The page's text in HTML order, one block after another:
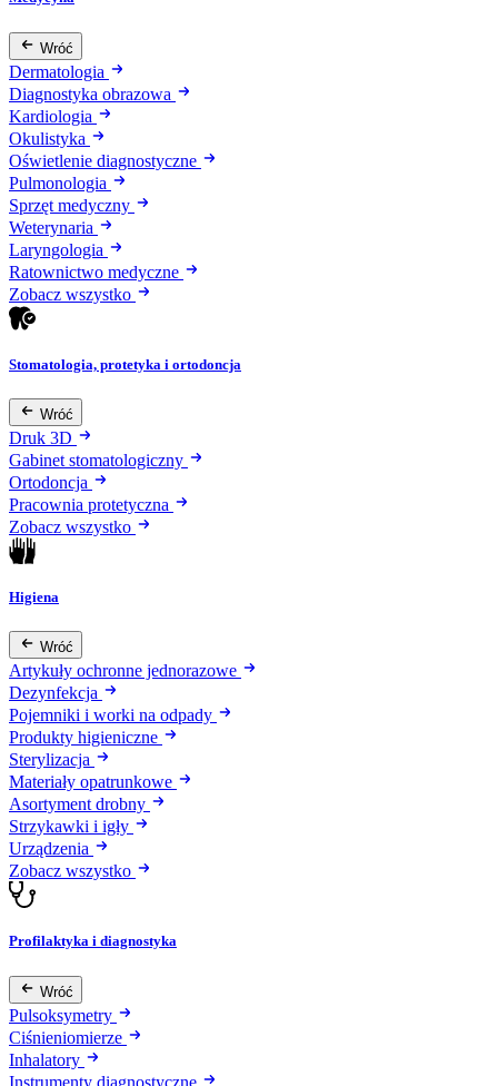
Wróć
Dermatologia
Diagnostyka obrazowa
Kardiologia
Okulistyka
Oświetlenie diagnostyczne
Pulmonologia
Sprzęt medyczny
Weterynaria
Laryngologia
Ratownictwo medyczne
Zobacz wszystko
Stomatologia, protetyka i ortodoncja
Wróć
Druk 3D
Gabinet stomatologiczny
Ortodoncja
Pracownia protetyczna
Zobacz wszystko
Higiena
Wróć
Artykuły ochronne jednorazowe
Dezynfekcja
Pojemniki i worki na odpady
Produkty higieniczne
Sterylizacja
Materiały opatrunkowe
Asortyment drobny
Strzykawki i igły
Urządzenia
Zobacz wszystko
Profilaktyka i diagnostyka
Wróć
Pulsoksymetry
Ciśnieniomierze
Inhalatory
Instrumenty diagnostyczne